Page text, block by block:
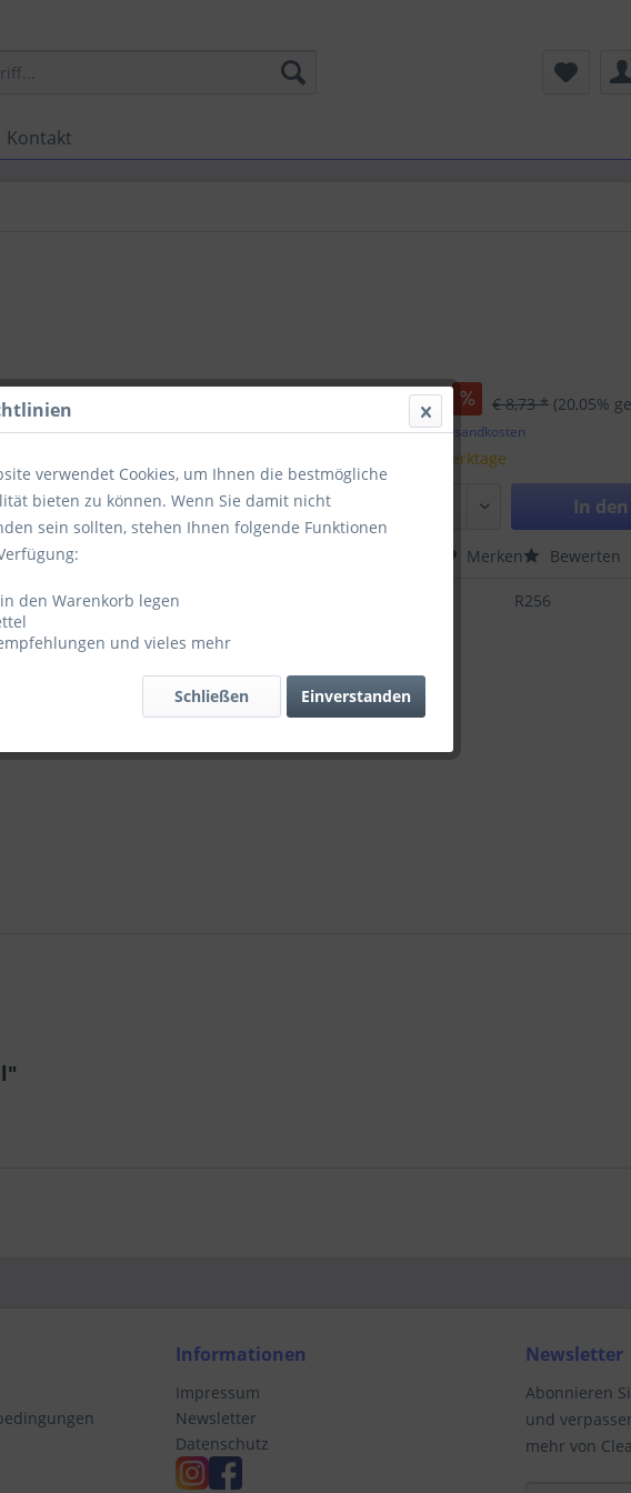
Kontakt
€ 6,98 * € 8,73 * (20,05%
zzgl. MwSt.zzgl. Versandkosten
Lieferzeit 5 Werktage
In den
Merken Bewerten
R256
Informationen
Impressum
Newsletter
Datenschutz
Newsletter
Abonnieren
und
mehr von
verwendet Cookies, um Ihnen die bestmögliche
bieten zu können. Wenn Sie damit nicht
sein sollten, stehen Ihnen folgende Funktionen
den Warenkorb legen
und vieles mehr
Einverstanden
Schließen